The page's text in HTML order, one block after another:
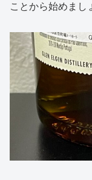
ことから始めまし